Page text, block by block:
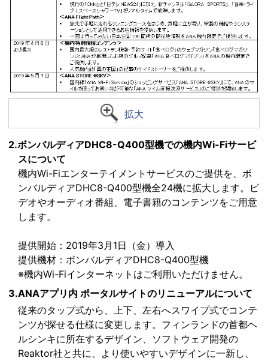
拡大
2.ボンバルディアDHC8-Q400型機での機内Wi-Fiサービ
スについて
機内Wi-Fiエンターテイメントサービスのご提供を、ボ
ンバルディアDHC8-Q400型機全24機に拡大します。ビ
デオやオーディオ番組、電子書籍のコンテンツをご用意
します。
提供開始：2019年3月1日（金）導入
提供機材：ボンバルディアDHC8-Q400型機
※機内Wi-Fiインターネットはご利用いただけません。
3.ANAアプリ内 ポータルサイトのリニューアルについて
従来のタップ式から、上下、左右へスワイプ式でコンテ
ンツが探せる仕様に変更します。フィンランドの首都ヘ
ルシンキに所在するデザイン、ソフトウェア開発の
Reaktor社と共に、より使いやすいデザインに一新し、